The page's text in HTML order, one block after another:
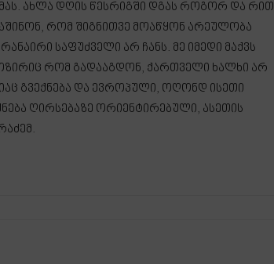
ახლა დღის წესრიგში დგას როგორ და რით
რომ შიგნითვე მოაწყონ არეულობა
საფუძველი არ ჩანს. მე იმედი მაქვს
რომ გადააგდონ, ქართველი ხალხი არ
გვექნება და ევროპული, ოღონდ ისეთი
ღირსებაზე ორიენტირებული, ასეთის